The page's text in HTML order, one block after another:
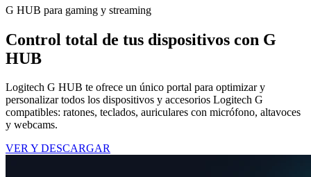
G HUB para gaming y streaming
Control total de tus dispositivos con G
HUB
Logitech G HUB te ofrece un único portal para optimizar y
personalizar todos los dispositivos y accesorios Logitech G
compatibles: ratones, teclados, auriculares con micrófono, altavoces
y webcams.
VER Y DESCARGAR